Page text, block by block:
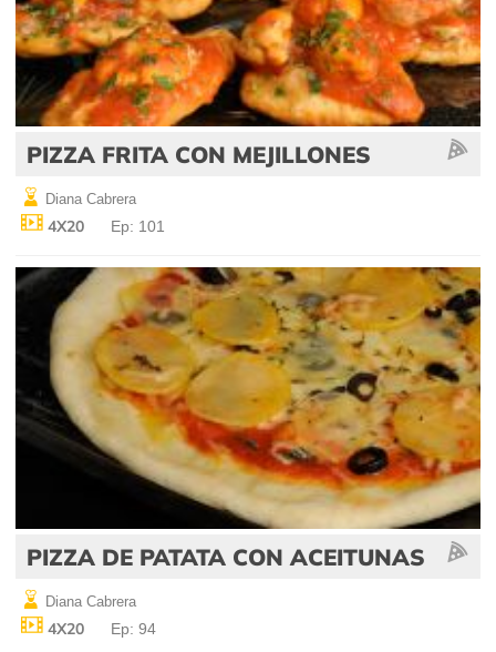
PIZZA FRITA CON MEJILLONES
Diana Cabrera
4X20 Ep: 101
PIZZA DE PATATA CON ACEITUNAS
Diana Cabrera
4X20 Ep: 94